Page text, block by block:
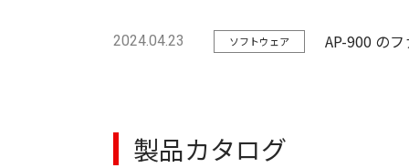
2024.04.23 ソフトウェア AP-900 の
製品カタログ